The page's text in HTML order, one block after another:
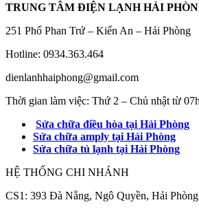
TRUNG TÂM ĐIỆN LẠNH HẢI
251 Phố Phan Trứ – Kiến An – Hải Phòng
Hotline: 0934.363.464
dienlanhhaiphong@gmail.com
Thời gian làm việc: Thứ 2 – Chủ nhật từ
Sửa chữa điều hòa tại Hải Phòng
Sửa chữa amply tại Hải Phòng
Sửa chữa tủ lạnh tại Hải Phòng
HỆ THỐNG CHI NHÁNH
CS1: 393 Đà Nẵng, Ngô Quyền, Hải